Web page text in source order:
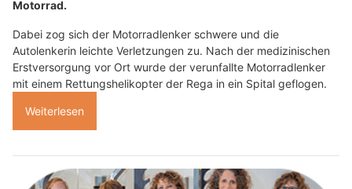
Motorrad.
Dabei zog sich der Motorradlenker schwere und die
Autolenkerin leichte Verletzungen zu. Nach der medizinischen
Erstversorgung vor Ort wurde der verunfallte Motorradlenker
mit einem Rettungshelikopter der Rega in ein Spital geflogen.
Weiterlesen